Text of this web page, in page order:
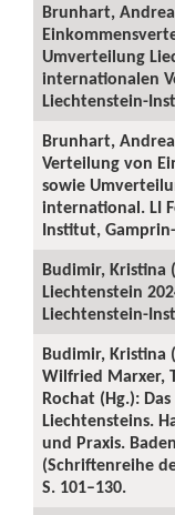
Brunhart,
Umverteilung
internationalen
Liechtenstein-
Brunhart,
Verteilung von
sowie
international. LI
Institut,
Budimir, Kristina
Liechtenstein
Liechtenstein-
Budimir, Kristina
Wilfried Marxer,
Rochat (Hg.):
Liechtensteins.
und Praxis.
(Schriftenreihe
S. 101–130.